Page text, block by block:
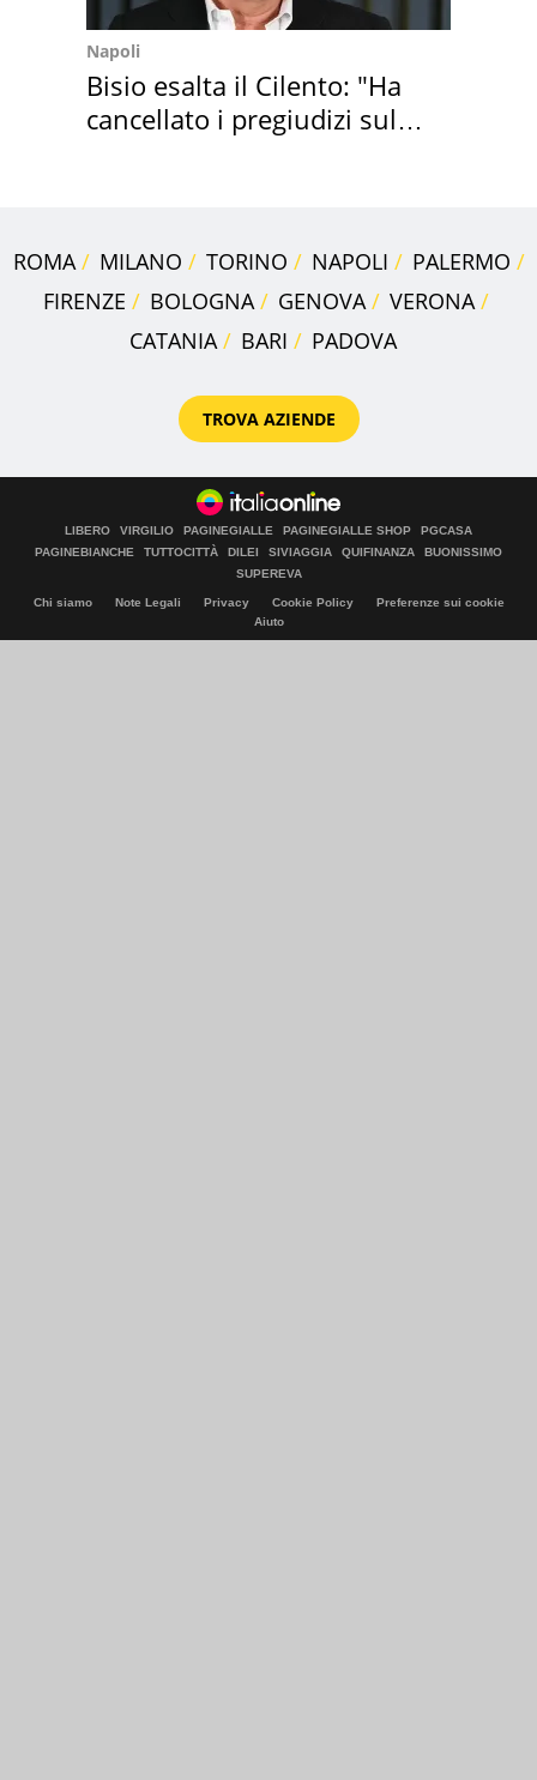
Napoli
Bisio esalta il Cilento: "Ha
cancellato i pregiudizi sul
ROMA MILANO TORINO NAPOLI
PALERMO
FIRENZE
BOLOGNA GENOVA
VERONA
CATANIA
BARI PADOVA
TROVA AZIENDE
LIBERO VIRGILIO PAGINEGIALLE PAGINEGIALLE SHOP
PGCASA
PAGINEBIANCHE
TUTTOCITTÀ DILEI SIVIAGGIA QUIFINANZA
BUONISSIMO
SUPEREVA
Chi siamo Note Legali Privacy Cookie Policy
Preferenze sui cookie
Aiuto